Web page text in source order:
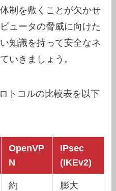
制を敷くことが欠かせ
ュータの脅威に向けた
知識を持って安全なネ
いきましょう。
トコルの比較表を以下
OpenVP
N
IPsec
(IKEv2)
約 膨大